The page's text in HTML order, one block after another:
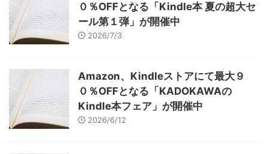
０％OFFとなる「Kindle本 夏の超大セ
ール第１弾」が開催中
2026/7/3
Amazon、Kindleストアにて最大９
０％OFFとなる「KADOKAWAの
Kindle本フェア」が開催中
2026/6/12